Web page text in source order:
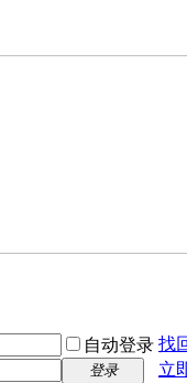
自动登录 找
登录
立